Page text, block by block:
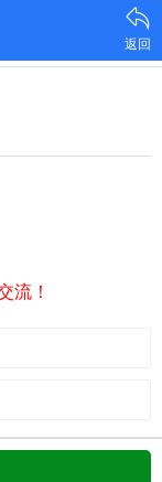
返回
流！